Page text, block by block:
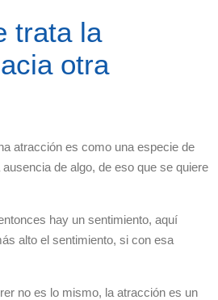
trata la
otra
atracción es como una especie de
de algo, de eso que se quiere
hay un sentimiento, aquí
alto el sentimiento, si con esa
no es lo mismo, la atracción es un